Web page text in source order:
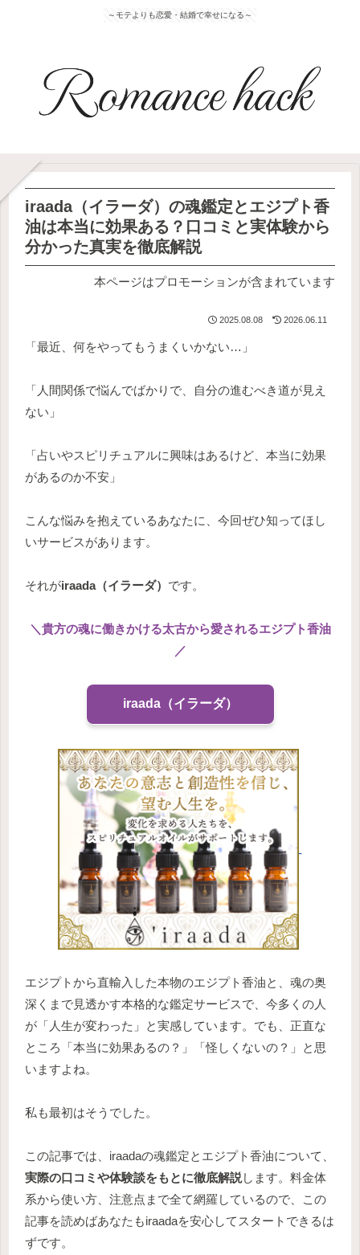
～モテよりも恋愛・結婚で幸せになる～
iraada（イラーダ）の魂鑑定とエジプト香
油は本当に効果ある？口コミと実体験から
分かった真実を徹底解説
本ページはプロモーションが含まれています
2025.08.08 2026.06.11
「最近、何をやってもうまくいかない…」
「人間関係で悩んでばかりで、自分の進むべき道が見え
ない」
「占いやスピリチュアルに興味はあるけど、本当に効果
があるのか不安」
こんな悩みを抱えているあなたに、今回ぜひ知ってほし
いサービスがあります。
それがiraada（イラーダ） です。
＼貴方の魂に働きかける太古から愛されるエジプト香油
／
iraada（イラーダ）
エジプトから直輸入した本物のエジプト香油と、魂の奥
深くまで見透かす本格的な鑑定サービスで、今多くの人
が「人生が変わった」と実感しています。でも、正直な
ところ「本当に効果あるの？」「怪しくないの？」と思
いますよね。
私も最初はそうでした。
この記事では、iraadaの魂鑑定とエジプト香油について、
実際の口コミや体験談をもとに徹底解説します。料金体
系から使い方、注意点まで全て網羅しているので、この
記事を読めばあなたもiraadaを安心してスタートできるは
ずです。